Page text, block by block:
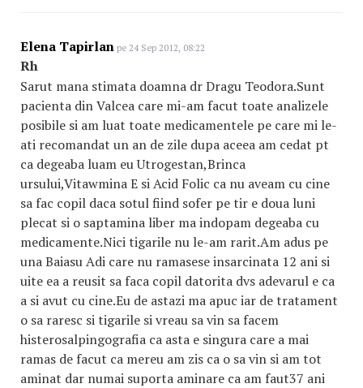
Elena Tapirlan pe 24 Sep 2012, 08:22
Rh
Sarut mana stimata doamna dr Dragu Teodora.Sunt
pacienta din Valcea care mi-am facut toate analizele
posibile si am luat toate medicamentele pe care mi le-
ati recomandat un an de zile dupa aceea am cedat pt
ca degeaba luam eu Utrogestan,Brinca
ursului,Vitawmina E si Acid Folic ca nu aveam cu cine
sa fac copil daca sotul fiind sofer pe tir e doua luni
plecat si o saptamina liber ma indopam degeaba cu
medicamente.Nici tigarile nu le-am rarit.Am adus pe
una Baiasu Adi care nu ramasese insarcinata 12 ani si
uite ea a reusit sa faca copil datorita dvs adevarul e ca
a si avut cu cine.Eu de astazi ma apuc iar de tratament
o sa raresc si tigarile si vreau sa vin sa facem
histerosalpingografia ca asta e singura care a mai
ramas de facut ca mereu am zis ca o sa vin si am tot
aminat dar numai suporta aminare ca am faut37 ani